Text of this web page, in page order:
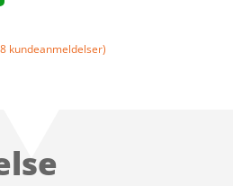
kundeanmeldelser)